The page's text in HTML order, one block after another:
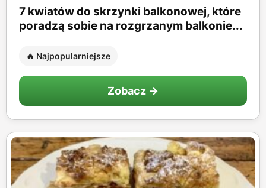
7 kwiatów do skrzynki balkonowej, które
poradzą sobie na rozgrzanym balkonie...
🔥 Najpopularniejsze
Zobacz →